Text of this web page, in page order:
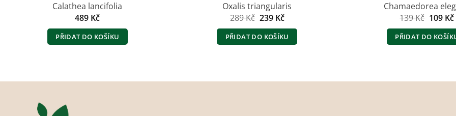
Calathea lancifolia
489 Kč
PŘIDAT DO KOŠÍKU
Oxalis triangularis
289Kč Původní
byla:
289 Kč.
239 KčAktuální
je:
239 Kč.
PŘIDAT DO KOŠÍKU
Chamaedorea
139Kč Původní
byla:
139 Kč.
109 Kč
PŘIDAT DO